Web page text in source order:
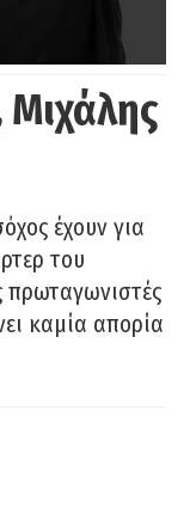
Μιχάλης
έχουν για
του
πρωταγωνιστές
καμία απορία